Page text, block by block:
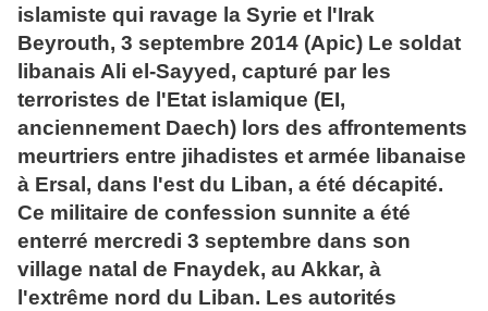
islamiste qui ravage la Syrie et l'Irak
Beyrouth, 3 septembre 2014 (Apic) Le soldat
libanais Ali el-Sayyed, capturé par les
terroristes de l'Etat islamique (EI,
anciennement Daech) lors des affrontements
meurtriers entre jihadistes et armée libanaise
à Ersal, dans l'est du Liban, a été décapité.
Ce militaire de confession sunnite a été
enterré mercredi 3 septembre dans son
village natal de Fnaydek, au Akkar, à
l'extrême nord du Liban. Les autorités